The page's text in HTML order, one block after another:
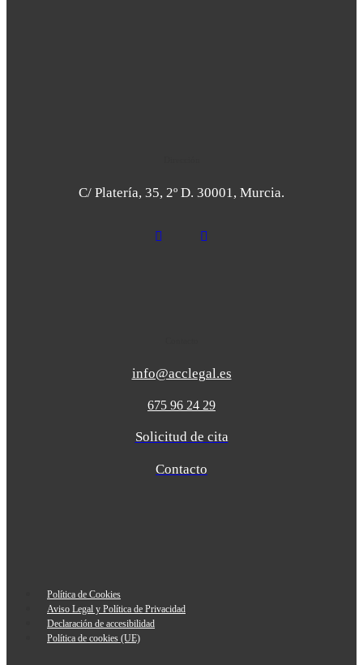
C/ Platería, 35, 2º D. 30001, Murcia.
info@acclegal.es
675 96 24 29
Solicitud de cita
Contacto
Política de Cookies
Aviso Legal y Política de Privacidad
Declaración de accesibilidad
Política de cookies (UE)